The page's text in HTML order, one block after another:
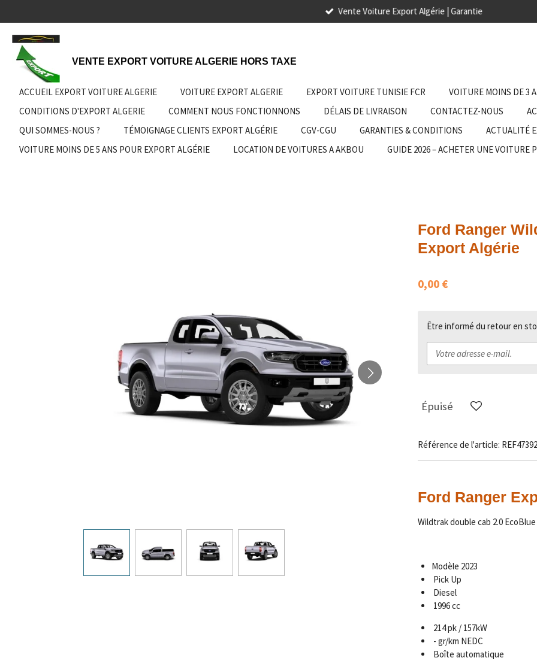
au
contenu
principal
Vente Voiture Export Algérie | Garantie
VENTE EXPORT VOITURE ALGERIE HORS TAXE
ACCUEIL EXPORT VOITURE ALGERIE VOITURE EXPORT ALGERIE EXPORT VOITURE TUNISIE FCR VOITURE MOINS DE 3
CONDITIONS D'EXPORT ALGERIE
COMMENT NOUS FONCTIONNONS DÉLAIS DE LIVRAISON CONTACTEZ-NOUS
QUI SOMMES-NOUS ?
TÉMOIGNAGE CLIENTS EXPORT ALGÉRIE CGV-CGU GARANTIES & CONDITIONS
ACTUALITÉ
VOITURE MOINS DE 5 ANS POUR EXPORT ALGÉRIE
LOCATION DE VOITURES A AKBOU
GUIDE 2026 – ACHETER UNE VOITURE
Ford Ranger
Export Algérie
0,00 €
Être informé du retour en
Épuisé
Référence de l'article: REF47392
Ford Ranger
Wildtrak double cab 2.0
Modèle 2023
Pick Up
Diesel
1996 cc
214 pk / 157kW
- gr/km NEDC
Boîte automatique